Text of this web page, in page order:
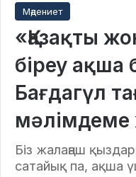
Мәдениет
«Қазақты
біреу ақша
Бағдагүл
Біз жалаңаш
сатайық па, ақша